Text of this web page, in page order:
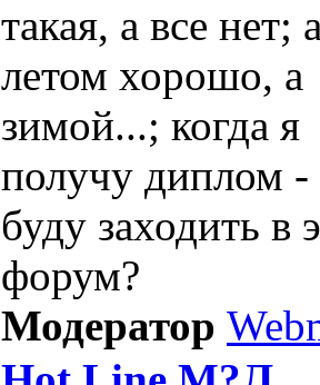
такая, а все нет;
летом хорошо, а
зимой...; когда я
получу диплом -
буду заходить в
форум?
Модератор